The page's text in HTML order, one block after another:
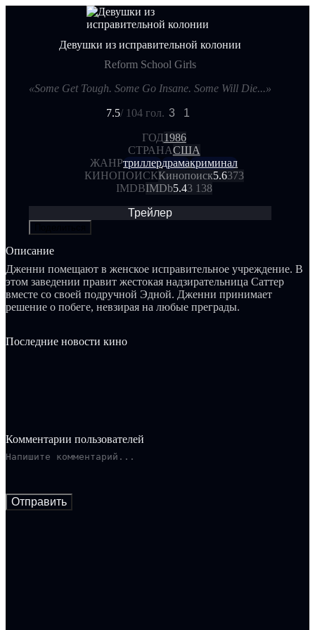
Девушки из исправительной колонии
Reform School Girls
«Some Get Tough. Some Go Insane. Some Will Die...»
7.5/ 104 гол. 3 1
ГОД1986
СТРАНАСША
ЖАНРтриллердрамакриминал
КИНОПОИСККинопоиск5.6373
IMDBIMDb5.43 138
Трейлер
Описание
Дженни помещают в женское исправительное учреждение. В
этом заведении правит жестокая надзирательница Саттер
вместе со своей подручной Эдной. Дженни принимает
решение о побеге, невзирая на любые преграды.
Последние новости кино
Комментарии пользователей
Отправить